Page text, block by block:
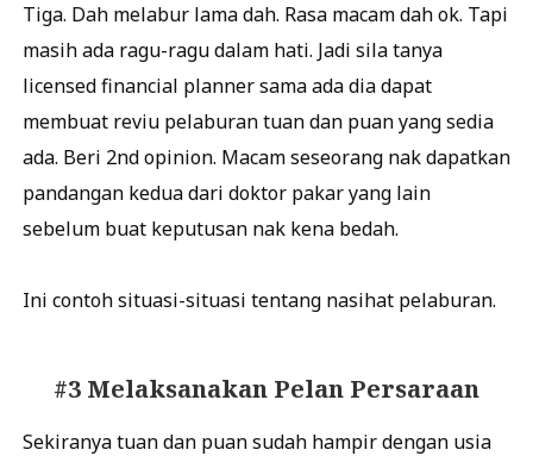
Tiga. Dah melabur lama dah. Rasa macam dah ok. Tapi
masih ada ragu-ragu dalam hati. Jadi sila tanya
licensed financial planner sama ada dia dapat
membuat reviu pelaburan tuan dan puan yang sedia
ada. Beri 2nd opinion. Macam seseorang nak dapatkan
pandangan kedua dari doktor pakar yang lain
sebelum buat keputusan nak kena bedah.
Ini contoh situasi-situasi tentang nasihat pelaburan.
#3 Melaksanakan Pelan Persaraan
Sekiranya tuan dan puan sudah hampir dengan usia